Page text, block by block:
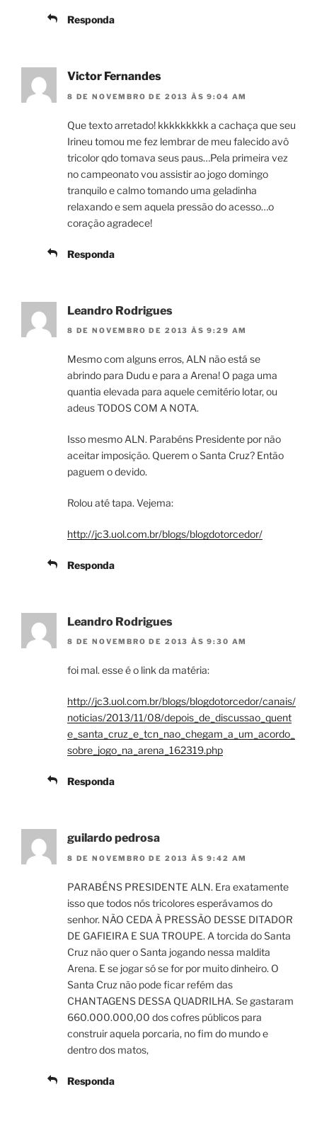
Responda
Victor Fernandes
8 DE NOVEMBRO DE 2013 ÀS 9:04 AM
Que texto arretado! kkkkkkkkk a cachaça que seu
Irineu tomou me fez lembrar de meu falecido avô
tricolor qdo tomava seus paus…Pela primeira vez
no campeonato vou assistir ao jogo domingo
tranquilo e calmo tomando uma geladinha
relaxando e sem aquela pressão do acesso…o
coração agradece!
Responda
Leandro Rodrigues
8 DE NOVEMBRO DE 2013 ÀS 9:29 AM
Mesmo com alguns erros, ALN não está se
abrindo para Dudu e para a Arena! O paga uma
quantia elevada para aquele cemitério lotar, ou
adeus TODOS COM A NOTA.
Isso mesmo ALN. Parabéns Presidente por não
aceitar imposição. Querem o Santa Cruz? Então
paguem o devido.
Rolou até tapa. Vejema:
http://jc3.uol.com.br/blogs/blogdotorcedor/
Responda
Leandro Rodrigues
8 DE NOVEMBRO DE 2013 ÀS 9:30 AM
foi mal. esse é o link da matéria:
http://jc3.uol.com.br/blogs/blogdotorcedor/canais/
noticias/2013/11/08/depois_de_discussao_quent
e_santa_cruz_e_tcn_nao_chegam_a_um_acordo_
sobre_jogo_na_arena_162319.php
Responda
guilardo pedrosa
8 DE NOVEMBRO DE 2013 ÀS 9:42 AM
PARABÉNS PRESIDENTE ALN. Era exatamente
isso que todos nós tricolores esperávamos do
senhor. NÃO CEDA À PRESSÃO DESSE DITADOR
DE GAFIEIRA E SUA TROUPE. A torcida do Santa
Cruz não quer o Santa jogando nessa maldita
Arena. E se jogar só se for por muito dinheiro. O
Santa Cruz não pode ficar refém das
CHANTAGENS DESSA QUADRILHA. Se gastaram
660.000.000,00 dos cofres públicos para
construir aquela porcaria, no fim do mundo e
dentro dos matos,
Responda